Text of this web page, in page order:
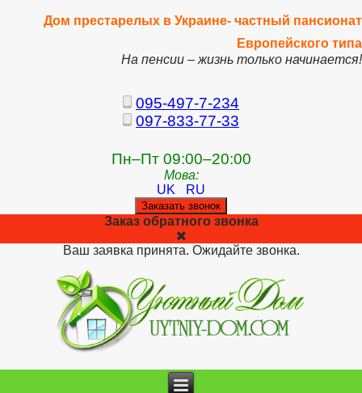
Дом престарелых в Украине- частный пансионат
Европейского типа
На пенсии – жизнь только начинается!
095-497-7-234
097-833-77-33
Пн–Пт 09:00–20:00
Мова:
UK
RU
Заказать звонок
Заказ обратного звонка
Ваш заявка принята. Ожидайте звонка.